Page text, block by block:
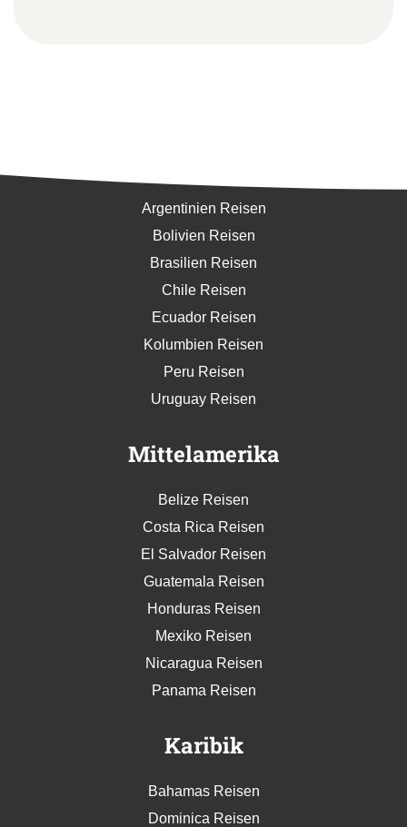
Argentinien Reisen
Bolivien Reisen
Brasilien Reisen
Chile Reisen
Ecuador Reisen
Kolumbien Reisen
Peru Reisen
Uruguay Reisen
Mittelamerika
Belize Reisen
Costa Rica Reisen
El Salvador Reisen
Guatemala Reisen
Honduras Reisen
Mexiko Reisen
Nicaragua Reisen
Panama Reisen
Karibik
Bahamas Reisen
Dominica Reisen